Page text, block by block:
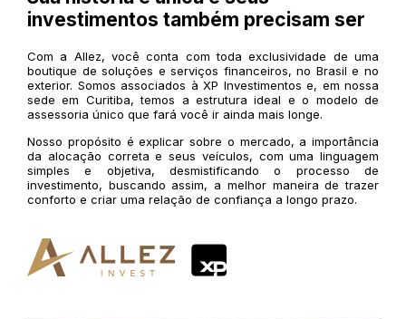
investimentos também precisam ser
Com a Allez, você conta com toda exclusividade de uma
boutique de soluções e serviços financeiros, no Brasil e no
exterior. Somos associados à XP Investimentos e, em nossa
sede em Curitiba, temos a estrutura ideal e o modelo de
assessoria único que fará você ir ainda mais longe.
Nosso propósito é explicar sobre o mercado, a importância
da alocação correta e seus veículos, com uma linguagem
simples e objetiva, desmistificando o processo de
investimento, buscando assim, a melhor maneira de trazer
conforto e criar uma relação de confiança a longo prazo.